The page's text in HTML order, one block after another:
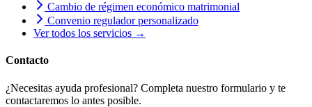
Cambio de régimen económico matrimonial
Convenio regulador personalizado
Ver todos los servicios →
Contacto
¿Necesitas ayuda profesional? Completa nuestro formulario y te
contactaremos lo antes posible.